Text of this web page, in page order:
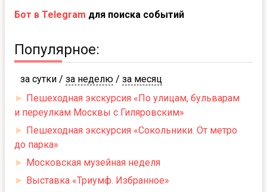
Бот в Telegram для поиска событий
Популярное:
за сутки / за неделю / за месяц
► Пешеходная экскурсия «По улицам, бульварам
и переулкам Москвы с Гиляровским»
► Пешеходная экскурсия «Сокольники. От метро
до парка»
► Московская музейная неделя
► Выставка «Триумф. Избранное»